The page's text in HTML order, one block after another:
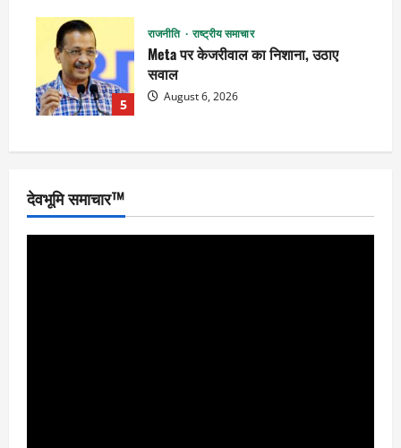
5
राजनीति राष्ट्रीय समाचार
Meta पर केजरीवाल का निशाना, उठाए
सवाल
August 6, 2026
देवभूमि समाचार™